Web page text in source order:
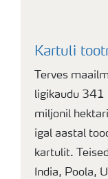
Kartuli
Terves
ligikaudu 341
miljonil
igal aastal
kartulit.
India, Poola,